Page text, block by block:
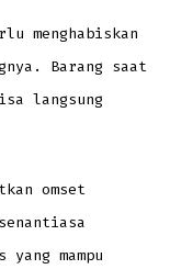
menghabiskan
Barang saat
langsung
omset
mampu